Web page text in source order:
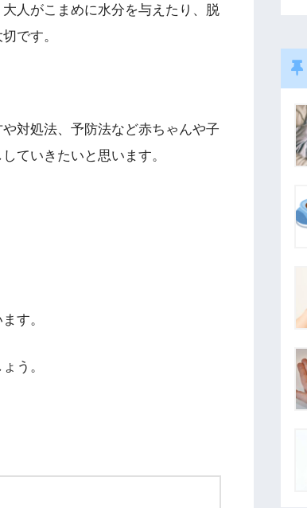
人がこまめに水分を与えたり、脱
です。
対処法、予防法など赤ちゃんや子
ていきたいと思います。
す。
う。